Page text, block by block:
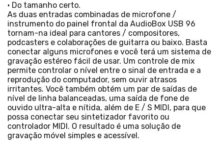
• Do tamanho certo.
As duas entradas combinadas de microfone /
instrumento do painel frontal da AudioBox USB 96
tornam-na ideal para cantores / compositores,
podcasters e colaborações de guitarra ou baixo. Basta
conectar alguns microfones e você terá um sistema de
gravação estéreo fácil de usar. Um controle de mix
permite controlar o nível entre o sinal de entrada e a
reprodução do computador, sem ouvir atrasos
irritantes. Você também obtém um par de saídas de
nível de linha balanceadas, uma saída de fone de
ouvido ultra-alta e nítida, além de E / S MIDI, para que
possa conectar seu sintetizador favorito ou
controlador MIDI. O resultado é uma solução de
gravação móvel simples e acessível.